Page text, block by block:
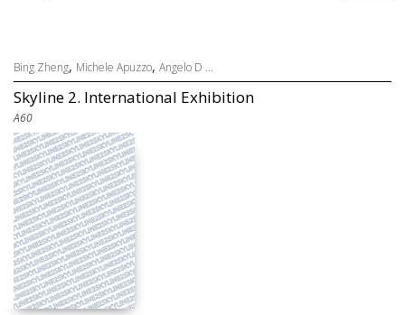
Bing Zheng, Michele Apuzzo, Angelo D ...
Skyline 2. International Exhibition
A60